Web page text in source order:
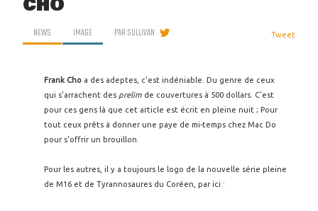
NEWS IMAGE PARSULLIVAN Tweet
Frank Cho a des adeptes, c'est indéniable. Du genre de ceux
qui s'arrachent des prelim de couvertures à 500 dollars. C'est
pour ces gens là que cet article est écrit en pleine nuit ; Pour
tout ceux prêts à donner une paye de mi-temps chez Mac Do
pour s'offrir un brouillon.
Pour les autres, il y a toujours le logo de la nouvelle série pleine
de M16 et de Tyrannosaures du Coréen, par ici :